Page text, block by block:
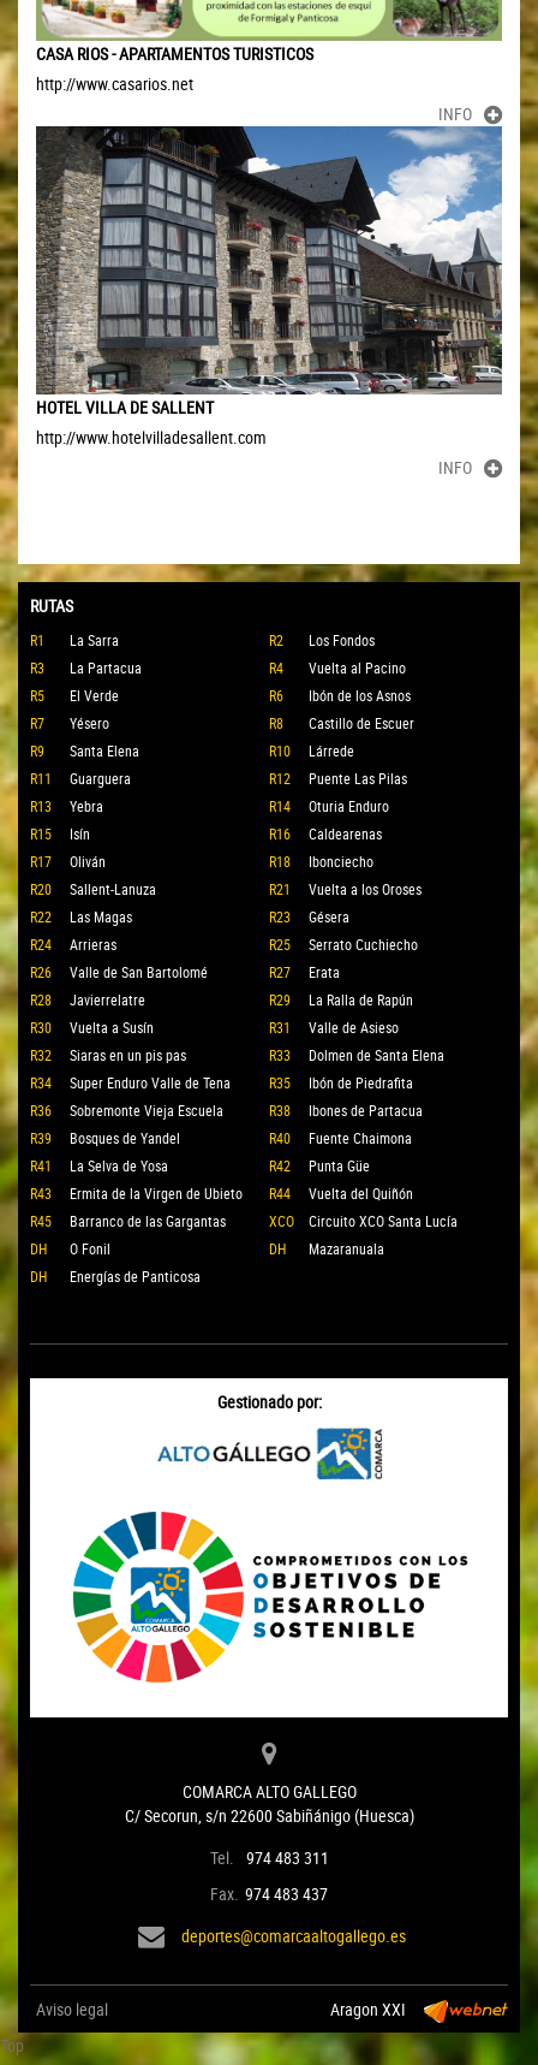
CASA RIOS - APARTAMENTOS TURISTICOS
http://www.casarios.net
INFO
HOTEL VILLA DE SALLENT
http://www.hotelvilladesallent.com
INFO
RUTAS
R1 La Sarra R2
Los Fondos
R3
La Partacua R4
Vuelta al Pacino
R5
El Verde R6
Ibón de los Asnos
R7
Yésero R8
Castillo de Escuer
R9
Santa Elena R10
Lárrede
R11
Guarguera R12
Puente Las Pilas
R13
Yebra R14
Oturia Enduro
R15
Isín R16
Caldearenas
R17
Oliván R18
Ibonciecho
R20
Sallent-Lanuza R21
Vuelta a los Oroses
R22
Las Magas R23
Gésera
R24
Arrieras R25
Serrato Cuchiecho
R26
Valle de San Bartolomé R27
Erata
R28
Javierrelatre R29
La Ralla de Rapún
R30
Vuelta a Susín R31
Valle de Asieso
R32
Siaras en un pis pas R33
Dolmen de Santa Elena
R34
Super Enduro Valle de Tena R35
Ibón de Piedrafita
R36
Sobremonte Vieja Escuela R38
Ibones de Partacua
R39
Bosques de Yandel R40
Fuente Chaimona
R41
La Selva de Yosa R42
Punta Güe
R43
Ermita de la Virgen de Ubieto R44
Vuelta del Quiñón
R45
Barranco de las Gargantas XCO
Circuito XCO Santa Lucía
DH
O Fonil DH
Mazaranuala
DH
Energías de Panticosa
Gestionado por:
COMARCA ALTO GALLEGO
C/ Secorun, s/n 22600 Sabiñánigo (Huesca)
Tel. 974 483 311
Fax. 974 483 437
deportes@comarcaaltogallego.es
Aragon XXI
Aviso legal
Top